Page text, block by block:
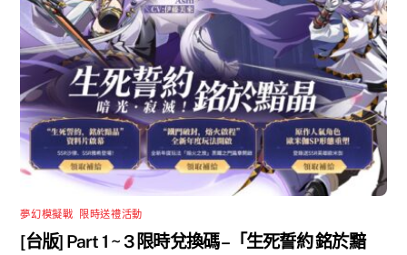
夢幻模擬戰 限時送禮活動
[台版] Part 1 ~ 3 限時兌換碼 –「生死誓約 銘於黯